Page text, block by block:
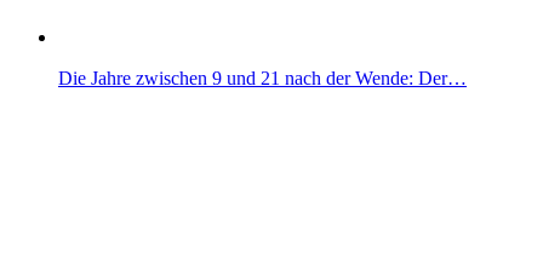
Die Jahre zwischen 9 und 21 nach der Wende: Der…